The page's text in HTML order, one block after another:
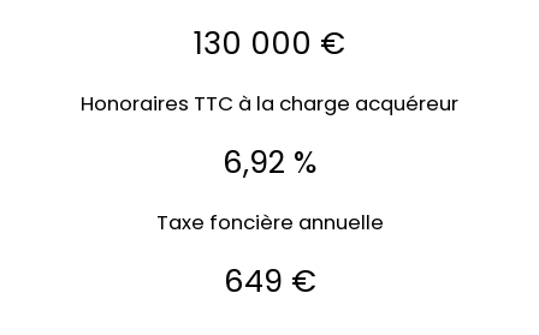
130 000 €
Honoraires TTC à la charge acquéreur
6,92 %
Taxe foncière annuelle
649 €